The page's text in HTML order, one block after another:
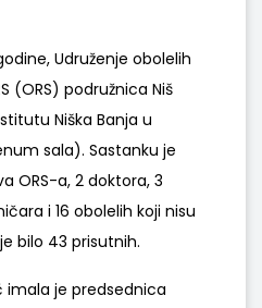
Udruženje obolelih
(ORS) podružnica Niš
Niška Banja u
sala). Sastanku je
ORS-a, 2 doktora, 3
i 16 obolelih koji nisu
bilo 43 prisutnih.
imala je predsednica